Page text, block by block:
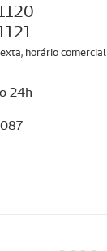
horário comercial
24h